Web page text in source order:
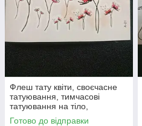
Флеш тату квіти, своєчасне
татуювання, тимчасові
татуювання на тіло,
тимчасовий малюнок на тіло
Готово до відправки